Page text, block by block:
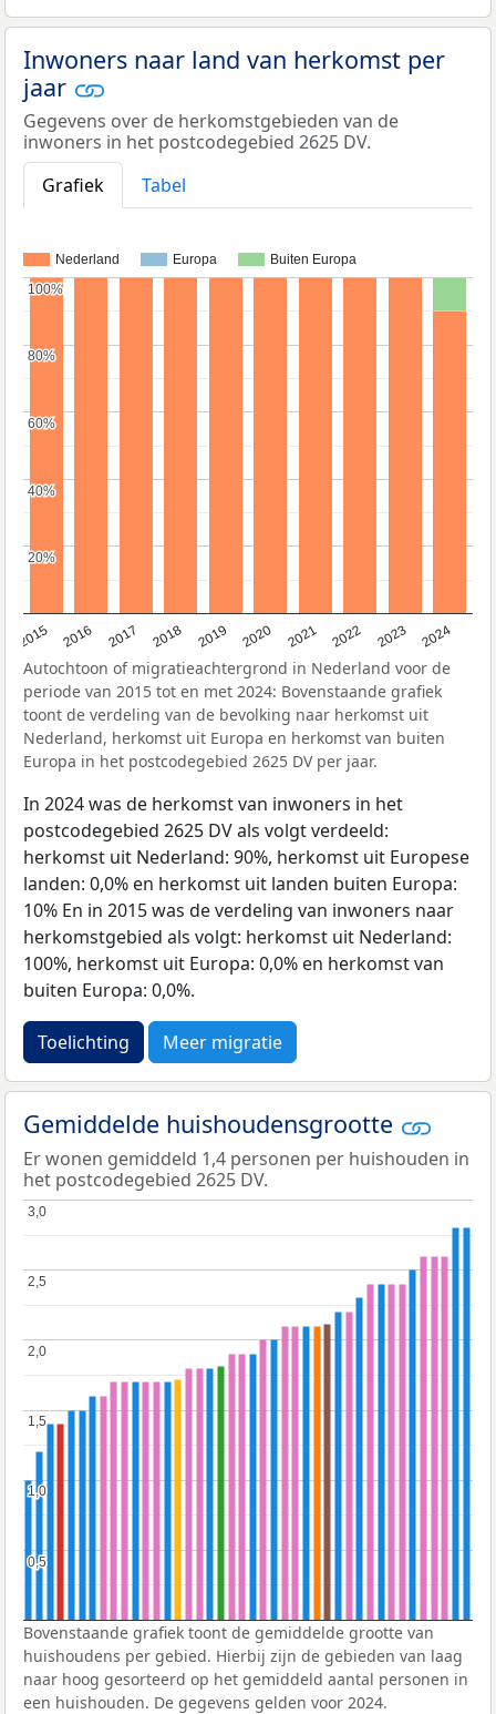
Inwoners naar land van herkomst per
jaar
Gegevens over de herkomstgebieden van de
inwoners in het postcodegebied 2625 DV.
Grafiek
Tabel
Nederland Europa Buiten Europa
2015 2016 2017 2018 2019 2020 2021 2022 2023 2024
20%
20%
40%
40%
60%
60%
80%
80%
100%
100%
Autochtoon of migratieachtergrond in Nederland voor de
periode van 2015 tot en met 2024: Bovenstaande grafiek
toont de verdeling van de bevolking naar herkomst uit
Nederland, herkomst uit Europa en herkomst van buiten
Europa in het postcodegebied 2625 DV per jaar.
In 2024 was de herkomst van inwoners in het
postcodegebied 2625 DV als volgt verdeeld:
herkomst uit Nederland: 90%, herkomst uit Europese
landen: 0,0% en herkomst uit landen buiten Europa:
10% En in 2015 was de verdeling van inwoners naar
herkomstgebied als volgt: herkomst uit Nederland:
100%, herkomst uit Europa: 0,0% en herkomst van
buiten Europa: 0,0%.
Toelichting Meer migratie
Gemiddelde huishoudensgrootte
Er wonen gemiddeld 1,4 personen per huishouden in
het postcodegebied 2625 DV.
0,5
0,5
1,0
1,0
1,5
1,5
2,0
2,0
2,5
2,5
3,0
3,0
Bovenstaande grafiek toont de gemiddelde grootte van
huishoudens per gebied. Hierbij zijn de gebieden van laag
naar hoog gesorteerd op het gemiddeld aantal personen in
een huishouden. De gegevens gelden voor 2024.